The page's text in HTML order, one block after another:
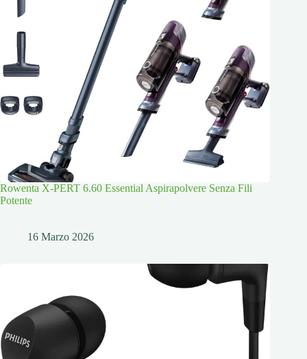
Rowenta X-PERT 6.60 Essential Aspirapolvere Senza Fili
Potente
16 Marzo 2026